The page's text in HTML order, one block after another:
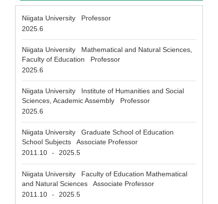
Niigata University Professor
2025.6
Niigata University Mathematical and Natural Sciences,
Faculty of Education Professor
2025.6
Niigata University Institute of Humanities and Social
Sciences, Academic Assembly Professor
2025.6
Niigata University Graduate School of Education
School Subjects Associate Professor
2011.10
- 2025.5
Niigata University Faculty of Education Mathematical
and Natural Sciences Associate Professor
2011.10
- 2025.5